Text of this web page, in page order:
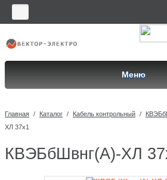
Меню
Главная / Каталог / Кабель контрольный /
ХЛ 37х1
КВЭБбШвнг(A)-ХЛ